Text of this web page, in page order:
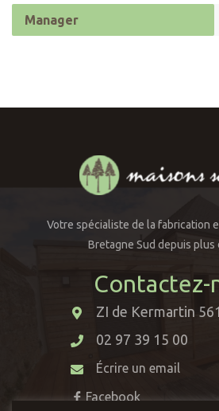
Manager
Votre spécialiste de la fabrication
Bretagne Sud depuis plus
Contactez-
ZI de Kermartin
02 97 39 15 00
Écrire un email
Facebook